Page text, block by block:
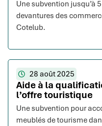
Une subvention jusqu’à
devantures des
Cotelub.
28 août 2025
Aide à la
l’offre touristique
Une subvention pour
meublés de tourisme